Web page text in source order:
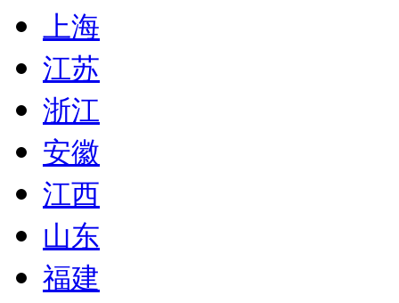
上海
江苏
浙江
安徽
江西
山东
福建